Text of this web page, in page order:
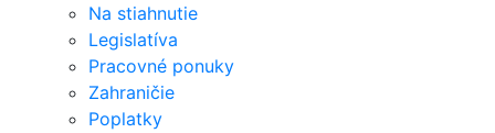
Na stiahnutie
Legislatíva
Pracovné ponuky
Zahraničie
Poplatky